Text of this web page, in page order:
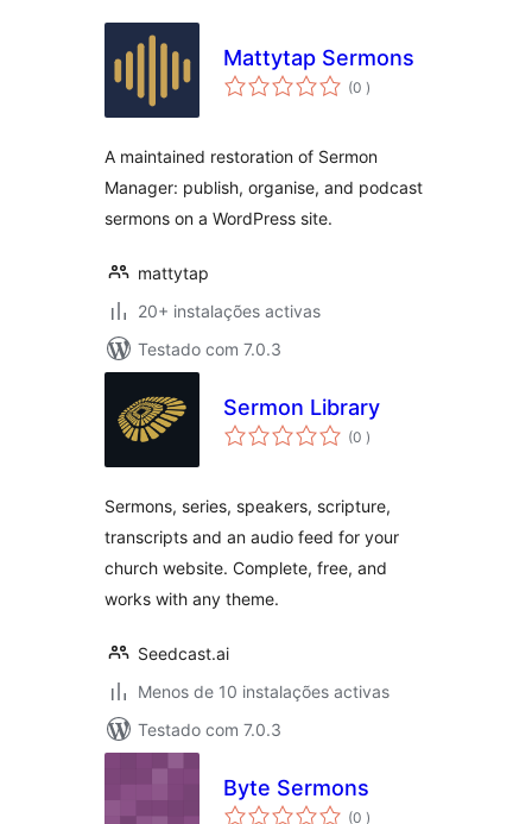
Mattytap Sermons
(0 classificações
)
A maintained restoration of Sermon
Manager: publish, organise, and podcast
sermons on a WordPress site.
mattytap
20+ instalações activas
Testado com 7.0.3
Sermon Library
(0 classificações
)
Sermons, series, speakers, scripture,
transcripts and an audio feed for your
church website. Complete, free, and
works with any theme.
Seedcast.ai
Menos de 10 instalações activas
Testado com 7.0.3
Byte Sermons
(0 classificações
)